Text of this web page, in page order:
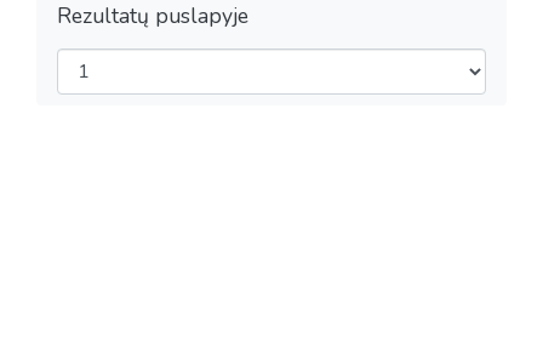
Rezultatų puslapyje